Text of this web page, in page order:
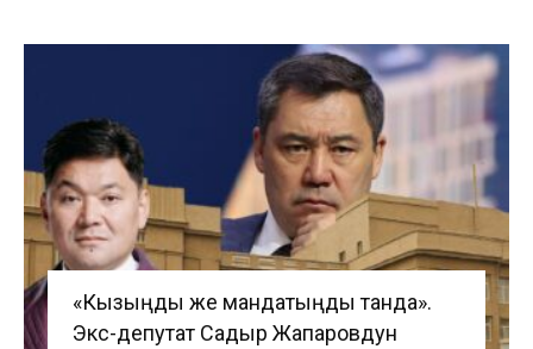
«Кызыңды же мандатыңды танда».
Экс-депутат Садыр Жапаровдун